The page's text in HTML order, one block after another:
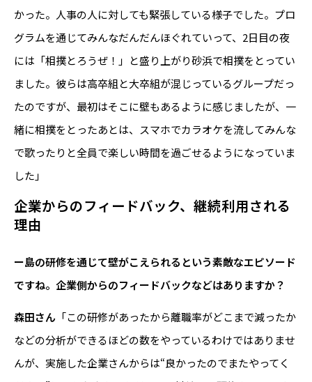
かった。人事の人に対しても緊張している様子でした。プロ
グラムを通じてみんなだんだんほぐれていって、2日目の夜
には「相撲とろうぜ！」と盛り上がり砂浜で相撲をとってい
ました。彼らは高卒組と大卒組が混じっているグループだっ
たのですが、最初はそこに壁もあるように感じましたが、一
緒に相撲をとったあとは、スマホでカラオケを流してみんな
で歌ったりと全員で楽しい時間を過ごせるようになっていま
した」
企業からのフィードバック、継続利用される
理由
ー島の研修を通じて壁がこえられるという素敵なエピソード
ですね。企業側からのフィードバックなどはありますか？
森田さん 「この研修があったから離職率がどこまで減ったか
などの分析ができるほどの数をやっているわけではありませ
んが、実施した企業さんからは“良かったのでまたやってく